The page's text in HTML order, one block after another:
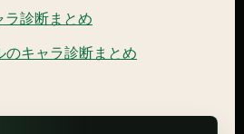
ラ診断まとめ
のキャラ診断まとめ